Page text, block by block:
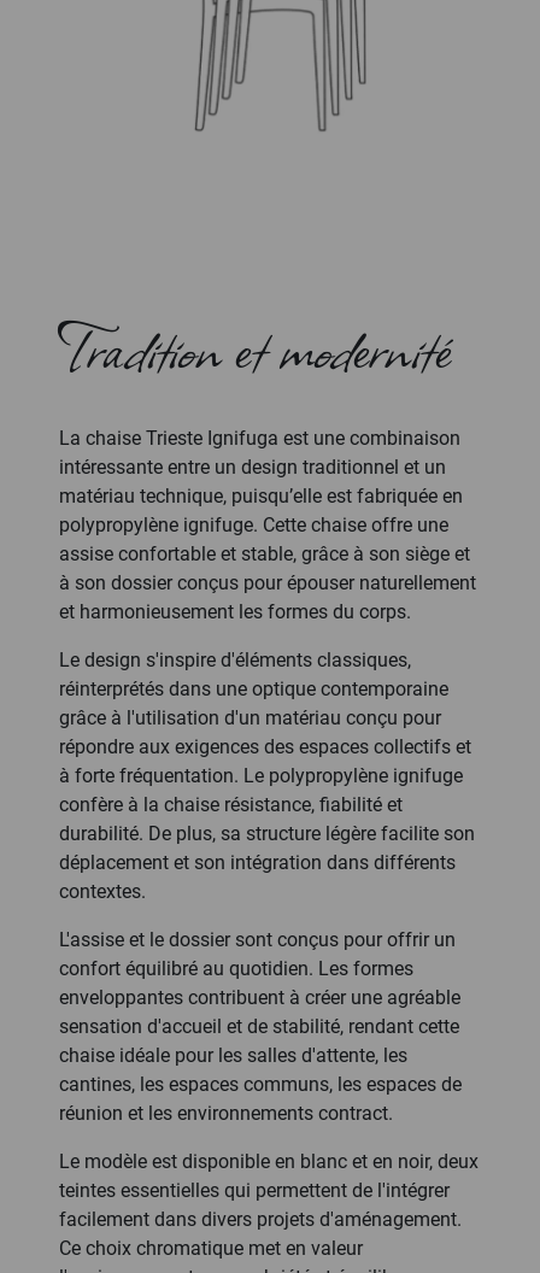
Tradition et modernité
La chaise Trieste Ignifuga est une combinaison
intéressante entre un design traditionnel et un
matériau technique, puisqu’elle est fabriquée en
polypropylène ignifuge. Cette chaise offre une
assise confortable et stable, grâce à son siège et
à son dossier conçus pour épouser naturellement
et harmonieusement les formes du corps.
Le design s'inspire d'éléments classiques,
réinterprétés dans une optique contemporaine
grâce à l'utilisation d'un matériau conçu pour
répondre aux exigences des espaces collectifs et
à forte fréquentation. Le polypropylène ignifuge
confère à la chaise résistance, fiabilité et
durabilité. De plus, sa structure légère facilite son
déplacement et son intégration dans différents
contextes.
L'assise et le dossier sont conçus pour offrir un
confort équilibré au quotidien. Les formes
enveloppantes contribuent à créer une agréable
sensation d'accueil et de stabilité, rendant cette
chaise idéale pour les salles d'attente, les
cantines, les espaces communs, les espaces de
réunion et les environnements contract.
Le modèle est disponible en blanc et en noir, deux
teintes essentielles qui permettent de l'intégrer
facilement dans divers projets d'aménagement.
Ce choix chromatique met en valeur